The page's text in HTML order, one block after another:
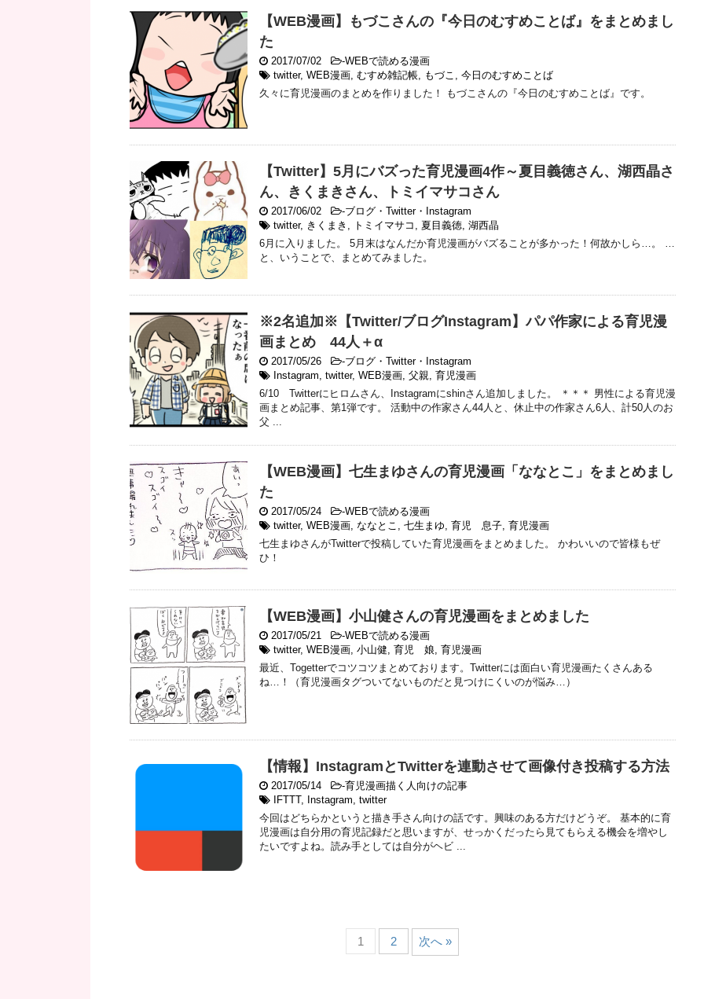
【WEB漫画】もづこさんの『今日のむすめことば』をまとめまし
た
2017/07/02 -WEBで読める漫画
twitter, WEB漫画, むすめ雑記帳, もづこ , 今日のむすめことば
久々に育児漫画のまとめを作りました！ もづこさんの『今日のむすめことば』です。
【Twitter】5月にバズった育児漫画4作～夏目義徳さん、湖西晶さ
ん、きくまきさん、トミイマサコさん
2017/06/02 -ブログ・Twitter・Instagram
twitter, きくまき , トミイマサコ , 夏目義徳, 湖西晶
6月に入りました。 5月末はなんだか育児漫画がバズることが多かった！何故かしら…。 …
と、いうことで、まとめてみました。
※2名追加※【Twitter/ブログInstagram】パパ作家による育児漫
画まとめ 44人＋α
2017/05/26 -ブログ・Twitter・Instagram
Instagram, twitter, WEB漫画, 父親, 育児漫画
6/10 Twitterにヒロムさん、Instagramにshinさん追加しました。 ＊＊＊ 男性による育児漫
画まとめ記事、第1弾です。 活動中の作家さん44人と、休止中の作家さん6人、計50人のお
父 ...
【WEB漫画】七生まゆさんの育児漫画「ななとこ」をまとめまし
た
2017/05/24 -WEBで読める漫画
twitter, WEB漫画, ななとこ , 七生まゆ, 育児 息子, 育児漫画
七生まゆさんがTwitterで投稿していた育児漫画をまとめました。 かわいいので皆様もぜ
ひ！
【WEB漫画】小山健さんの育児漫画をまとめました
2017/05/21 -WEBで読める漫画
twitter, WEB漫画, 小山健 育児 娘 育児漫画
最近、Togetterでコツコツまとめております。Twitterには面白い育児漫画たくさんある
ね…！（育児漫画タグついてないものだと見つけにくいのが悩み…）
【情報】InstagramとTwitterを連動させて画像付き投稿する方法
2017/05/14 -育児漫画描く人向けの記事
IFTTT, Instagram twitter
今回はどちらかというと描き手さん向けの話です。興味のある方だけどうぞ。 基本的に育
児漫画は自分用の育児記録だと思いますが、せっかくだったら見てもらえる機会を増やし
たいですよね。読み手としては自分がヘビ ...
1 2 次へ »